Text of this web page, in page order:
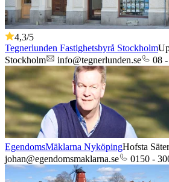
4,3/5
Tegnerlunden Fastighetsbyrå Stockholm
Stockholm
info@tegnerlunden.se 08
EgendomsMäklarna NyköpingHofsta
johan@egendomsmaklarna.se
0150 -